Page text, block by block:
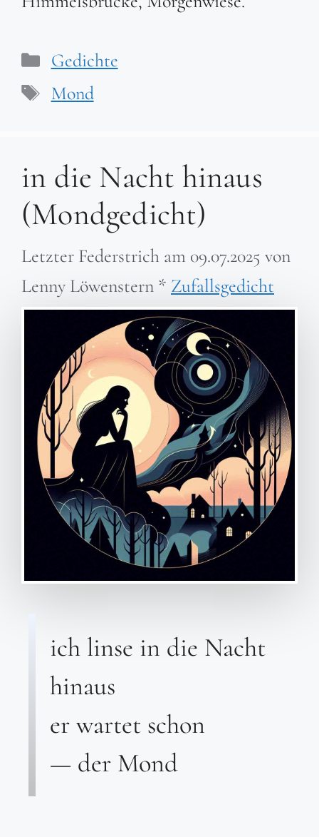
Kategorien
Gedichte
Schlagwörter
Mond
in die Nacht hinaus
(Mondgedicht)
Letzter Federstrich am 09.07.2025 von
Lenny Löwenstern * Zufallsgedicht
ich linse in die Nacht
hinaus
er wartet schon
— der Mond